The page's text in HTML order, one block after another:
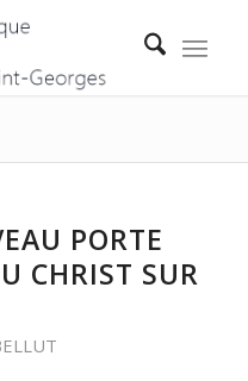
PORTE
CHRIST SUR